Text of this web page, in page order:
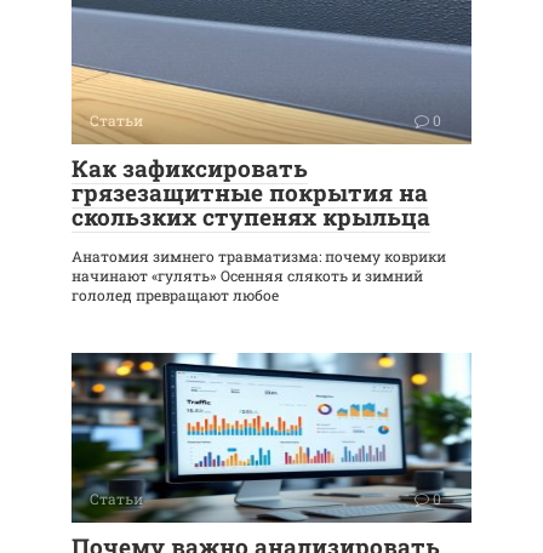
Статьи 0
Как зафиксировать
грязезащитные покрытия на
скользких ступенях крыльца
Анатомия зимнего травматизма: почему коврики
начинают «гулять» Осенняя слякоть и зимний
гололед превращают любое
Статьи 0
Почему важно анализировать